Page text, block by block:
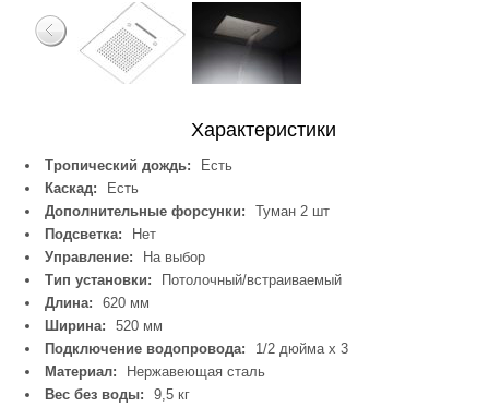
Характеристики
Тропический дождь:
Есть
Каскад:
Есть
Дополнительные форсунки:
Туман 2 шт
Подсветка:
Нет
Управление:
На выбор
Тип установки:
Потолочный/встраиваемый
Длина:
620 мм
Ширина:
520 мм
Подключение водопровода:
1/2 дюйма х 3
Материал:
Нержавеющая сталь
Вес без воды:
9,5 кг